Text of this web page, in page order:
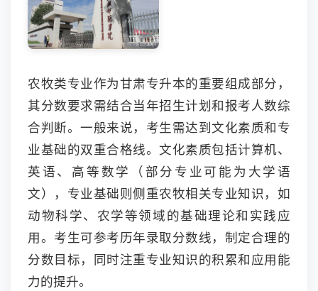
农牧类专业作为甘肃专升本的重要组成部分，
其分数要求需结合当年招生计划和报考人数综
合判断。一般来说，考生需达到文化素质和专
业基础的双重合格线。文化素质包括计算机、
英语、高等数学（部分专业可能为大学语
文），专业基础则侧重农牧相关专业知识，如
动物科学、农学等领域的基础理论和实践应
用。考生可参考历年录取分数线，制定合理的
分数目标，同时注重专业知识的积累和应用能
力的提升。